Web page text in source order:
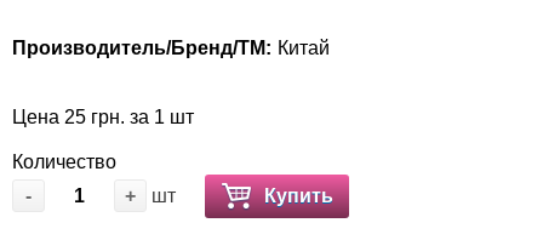
Производитель/Бренд/ТМ: Китай
Цена 25 грн. за 1 шт
Количество
-
+ шт Купить
Миски, автогодівниці, поілки
Переноски, сумки, клітки
Післяопераційні засоби та витратні